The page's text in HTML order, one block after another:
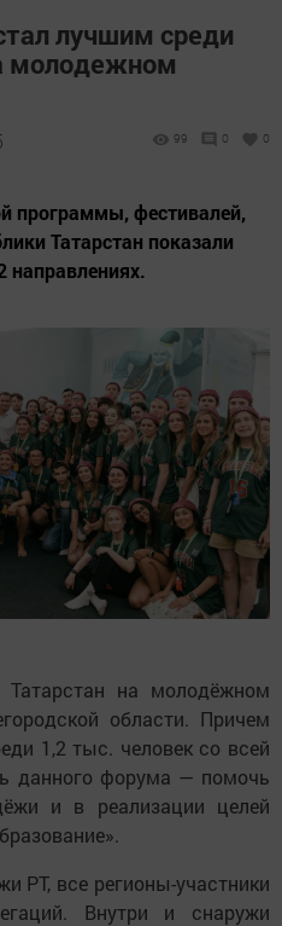
лучшим среди
молодежном
99 0 0
программы, фестивалей,
Татарстан показали
направлениях.
Татарстан на молодёжном
области. Причем
1,2 тыс. человек со всей
данного форума — помочь
и в реализации целей
РТ, все регионы-участники
Внутри и снаружи